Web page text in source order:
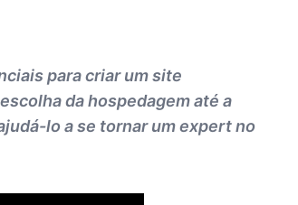
para criar um site
da hospedagem até a
lo a se tornar um expert no